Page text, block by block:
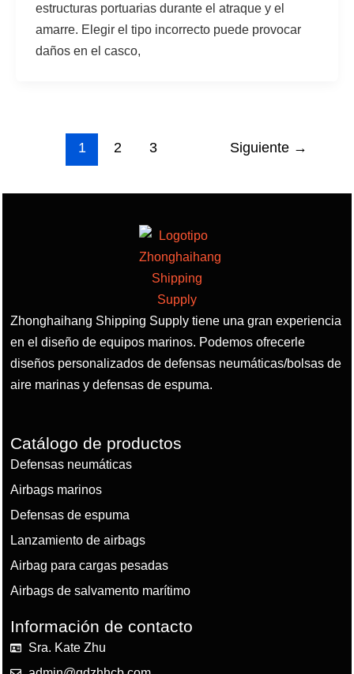
estructuras portuarias durante el atraque y el
amarre. Elegir el tipo incorrecto puede provocar
daños en el casco,
1 2 3 Siguiente →
Zhonghaihang Shipping Supply tiene una gran experiencia
en el diseño de equipos marinos. Podemos ofrecerle
diseños personalizados de defensas neumáticas/bolsas de
aire marinas y defensas de espuma.
Catálogo de productos
Defensas neumáticas
Airbags marinos
Defensas de espuma
Lanzamiento de airbags
Airbag para cargas pesadas
Airbags de salvamento marítimo
Información de contacto
Sra. Kate Zhu